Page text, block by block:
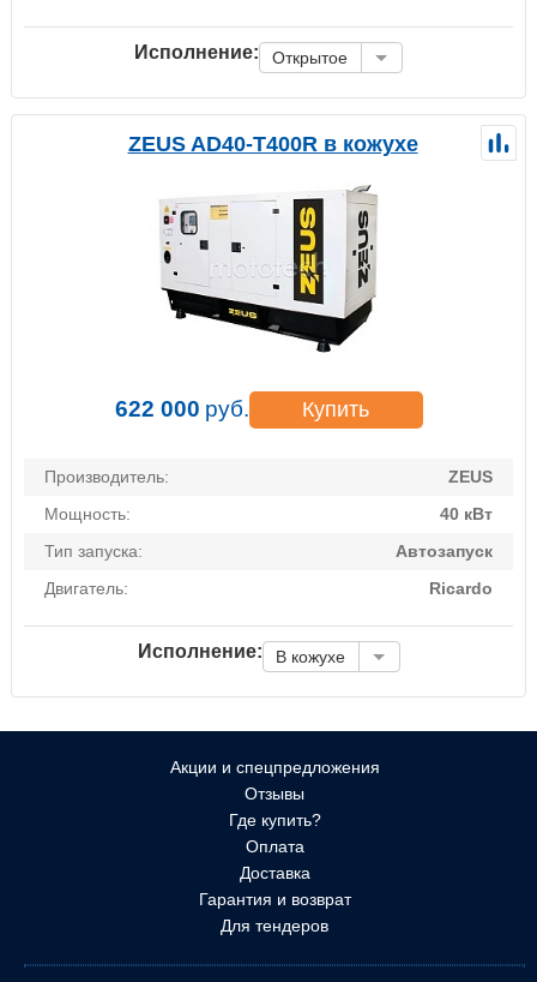
Исполнение: Открытое
ZEUS AD40-T400R в кожухе
622 000 руб. Купить
Производитель:
ZEUS
Мощность:
40 кВт
Тип запуска:
Автозапуск
Двигатель:
Ricardo
Исполнение: В кожухе
Акции и спецпредложения
Отзывы
Где купить?
Оплата
Доставка
Гарантия и возврат
Для тендеров